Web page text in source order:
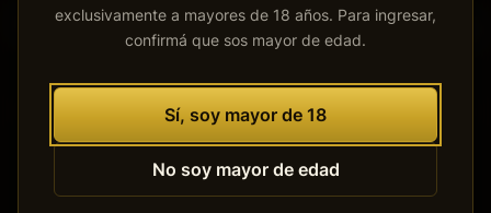
exclusivamente a mayores de 18 años. Para ingresar,
confirmá que sos mayor de edad.
Sí, soy mayor de 18
No soy mayor de edad
Tenemos grandes proyectos
Se está cocinando algo grande. Nuestra tienda está en
obras y pronto abrirá sus puertas.